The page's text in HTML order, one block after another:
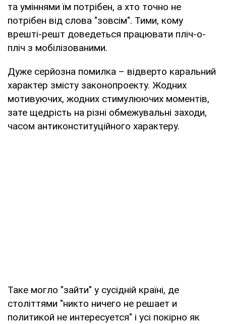
та уміннями їм потрібен, а хто точно не
потрібен від слова "зовсім". Тими, кому
врешті-решт доведеться працювати пліч-о-
пліч з мобілізованими.
Дуже серйозна помилка – відверто каральний
характер змісту законопроекту. Жодних
мотивуючих, жодних стимулюючих моментів,
зате щедрість на різні обмежувальні заходи,
часом антиконституційного характеру.
Таке могло "зайти" у сусідній країні, де
століттями "никто ничего не решает и
политикой не интересуется" і усі покірно як